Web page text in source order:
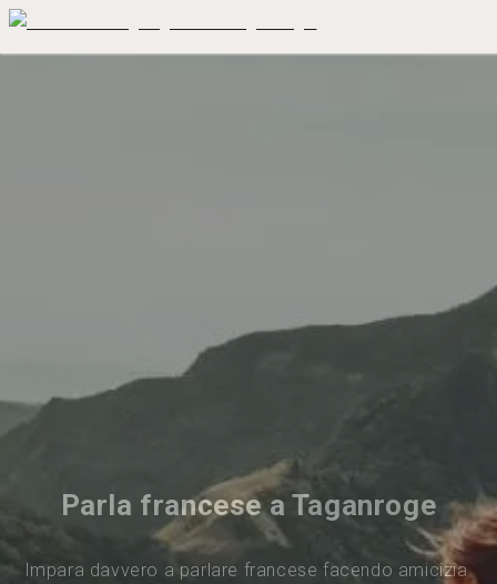
Parla francese a Taganroge
Impara davvero a parlare francese facendo amicizia